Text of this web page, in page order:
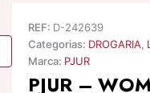
REF: D-242639
Categorias: DROGARIA,
Marca: PJUR
PJUR –